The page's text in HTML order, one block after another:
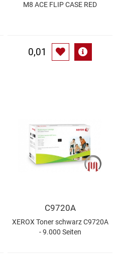
M8 ACE FLIP CASE RED
0,01
C9720A
XEROX Toner schwarz C9720A
- 9.000 Seiten